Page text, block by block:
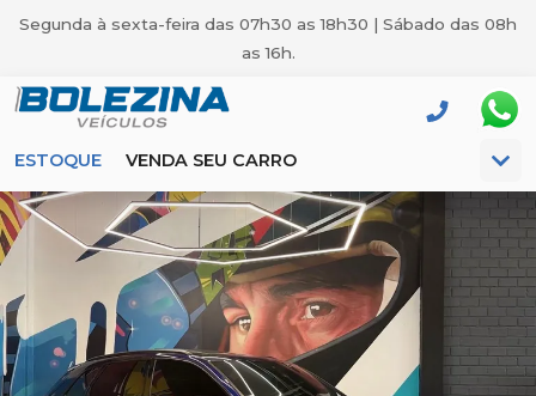
Segunda à sexta-feira das 07h30 as 18h30 | Sábado das 08h
as 16h.
ESTOQUE VENDA SEU CARRO